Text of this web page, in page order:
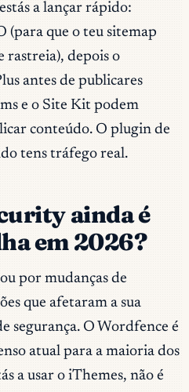
a lançar rápido:
(para que o teu sitemap
rastreia), depois o
antes de publicares
e o Site Kit podem
conteúdo. O plugin de
tens tráfego real.
ainda é
em 2026?
por mudanças de
que afetaram a sua
segurança. O Wordfence é
atual para a maioria dos
a usar o iThemes, não é